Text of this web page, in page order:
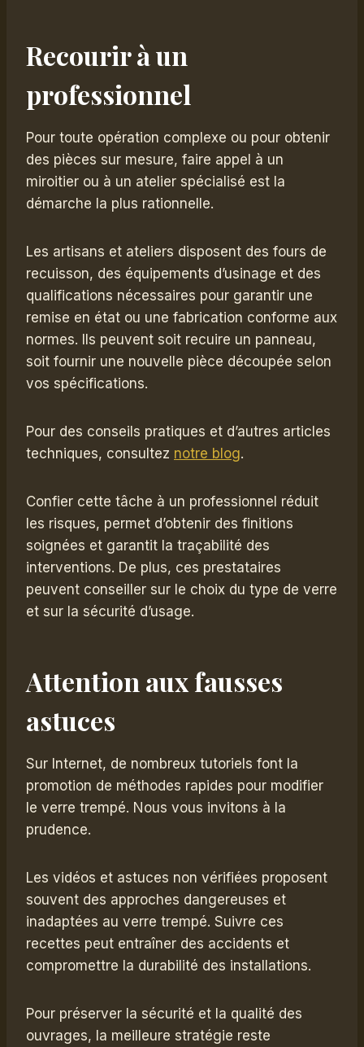
Recourir à un
professionnel
Pour toute opération complexe ou pour obtenir
des pièces sur mesure, faire appel à un
miroitier ou à un atelier spécialisé est la
démarche la plus rationnelle.
Les artisans et ateliers disposent des fours de
recuisson, des équipements d’usinage et des
qualifications nécessaires pour garantir une
remise en état ou une fabrication conforme aux
normes. Ils peuvent soit recuire un panneau,
soit fournir une nouvelle pièce découpée selon
vos spécifications.
Pour des conseils pratiques et d’autres articles
techniques, consultez notre blog.
Confier cette tâche à un professionnel réduit
les risques, permet d’obtenir des finitions
soignées et garantit la traçabilité des
interventions. De plus, ces prestataires
peuvent conseiller sur le choix du type de verre
et sur la sécurité d’usage.
Attention aux fausses
astuces
Sur Internet, de nombreux tutoriels font la
promotion de méthodes rapides pour modifier
le verre trempé. Nous vous invitons à la
prudence.
Les vidéos et astuces non vérifiées proposent
souvent des approches dangereuses et
inadaptées au verre trempé. Suivre ces
recettes peut entraîner des accidents et
compromettre la durabilité des installations.
Pour préserver la sécurité et la qualité des
ouvrages, la meilleure stratégie reste